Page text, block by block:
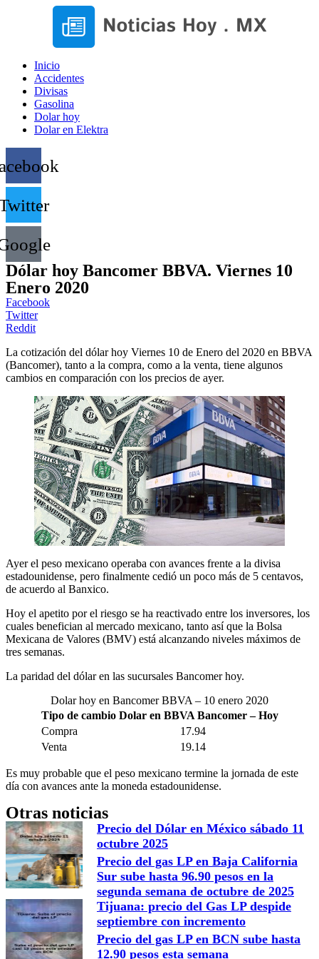
Inicio
Accidentes
Divisas
Gasolina
Dolar hoy
Dolar en Elektra
Dólar hoy Bancomer BBVA. Viernes 10
Enero 2020
Facebook
Twitter
Reddit
La cotización del dólar hoy Viernes 10 de Enero del 2020 en BBVA
(Bancomer), tanto a la compra, como a la venta, tiene algunos
cambios en comparación con los precios de ayer.
Ayer el peso mexicano operaba con avances frente a la divisa
estadounidense, pero finalmente cedió un poco más de 5 centavos,
de acuerdo al Banxico.
Hoy el apetito por el riesgo se ha reactivado entre los inversores, los
cuales benefician al mercado mexicano, tanto así que la Bolsa
Mexicana de Valores (BMV) está alcanzando niveles máximos de
tres semanas.
La paridad del dólar en las sucursales Bancomer hoy.
Dolar hoy en Bancomer BBVA – 10 enero 2020
Tipo de cambio Dolar en BBVA Bancomer – Hoy
Compra
17.94
Venta
19.14
Es muy probable que el peso mexicano termine la jornada de este
día con avances ante la moneda estadounidense.
Otras noticias
Precio del Dólar en México sábado 11
octubre 2025
Precio del gas LP en Baja California
Sur sube hasta 96.90 pesos en la
segunda semana de octubre de 2025
Tijuana: precio del Gas LP despide
septiembre con incremento
Precio del gas LP en BCN sube hasta
12.90 pesos esta semana